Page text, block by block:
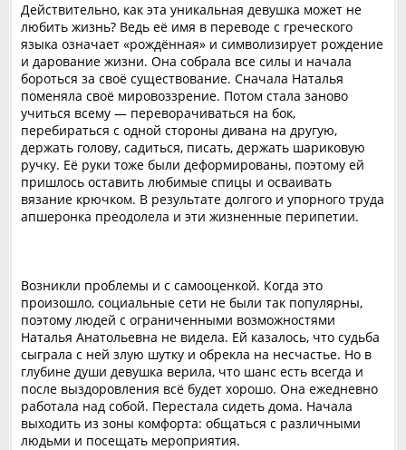
Действительно, как эта уникальная девушка может не
любить жизнь? Ведь её имя в переводе с греческого
языка означает «рождённая» и символизирует рождение
и дарование жизни. Она собрала все силы и начала
бороться за своё существование. Сначала Наталья
поменяла своё мировоззрение. Потом стала заново
учиться всему — переворачиваться на бок,
перебираться с одной стороны дивана на другую,
держать голову, садиться, писать, держать шариковую
ручку. Её руки тоже были деформированы, поэтому ей
пришлось оставить любимые спицы и осваивать
вязание крючком. В результате долгого и упорного труда
апшеронка преодолела и эти жизненные перипетии.
Возникли проблемы и с самооценкой. Когда это
произошло, социальные сети не были так популярны,
поэтому людей с ограниченными возможностями
Наталья Анатольевна не видела. Ей казалось, что судьба
сыграла с ней злую шутку и обрекла на несчастье. Но в
глубине души девушка верила, что шанс есть всегда и
после выздоровления всё будет хорошо. Она ежедневно
работала над собой. Перестала сидеть дома. Начала
выходить из зоны комфорта: общаться с различными
людьми и посещать мероприятия.